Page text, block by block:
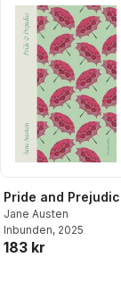
röster:
Pride and
Jane Austen
Inbunden, 2025
183 kr